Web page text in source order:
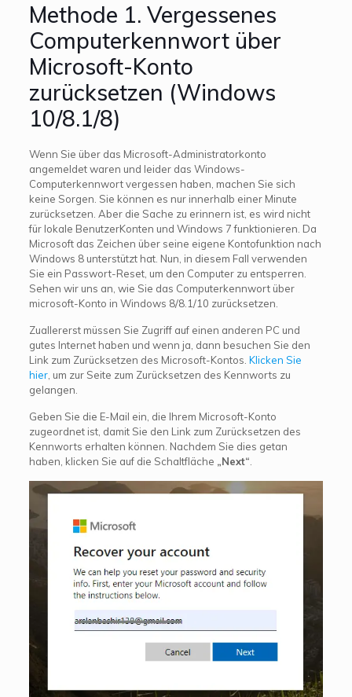
Methode 1. Vergessenes
Computerkennwort über
Microsoft-Konto
zurücksetzen (Windows
10/8.1/8)
Wenn Sie über das Microsoft-Administratorkonto
angemeldet waren und leider das Windows-
Computerkennwort vergessen haben, machen Sie sich
keine Sorgen. Sie können es nur innerhalb einer Minute
zurücksetzen. Aber die Sache zu erinnern ist, es wird nicht
für lokale BenutzerKonten und Windows 7 funktionieren. Da
Microsoft das Zeichen über seine eigene Kontofunktion nach
Windows 8 unterstützt hat. Nun, in diesem Fall verwenden
Sie ein Passwort-Reset, um den Computer zu entsperren.
Sehen wir uns an, wie Sie das Computerkennwort über
microsoft-Konto in Windows 8/8.1/10 zurücksetzen.
Zuallererst müssen Sie Zugriff auf einen anderen PC und
gutes Internet haben und wenn ja, dann besuchen Sie den
Link zum Zurücksetzen des Microsoft-Kontos. Klicken Sie
hier, um zur Seite zum Zurücksetzen des Kennworts zu
gelangen.
Geben Sie die E-Mail ein, die Ihrem Microsoft-Konto
zugeordnet ist, damit Sie den Link zum Zurücksetzen des
Kennworts erhalten können. Nachdem Sie dies getan
haben, klicken Sie auf die Schaltfläche „Next“